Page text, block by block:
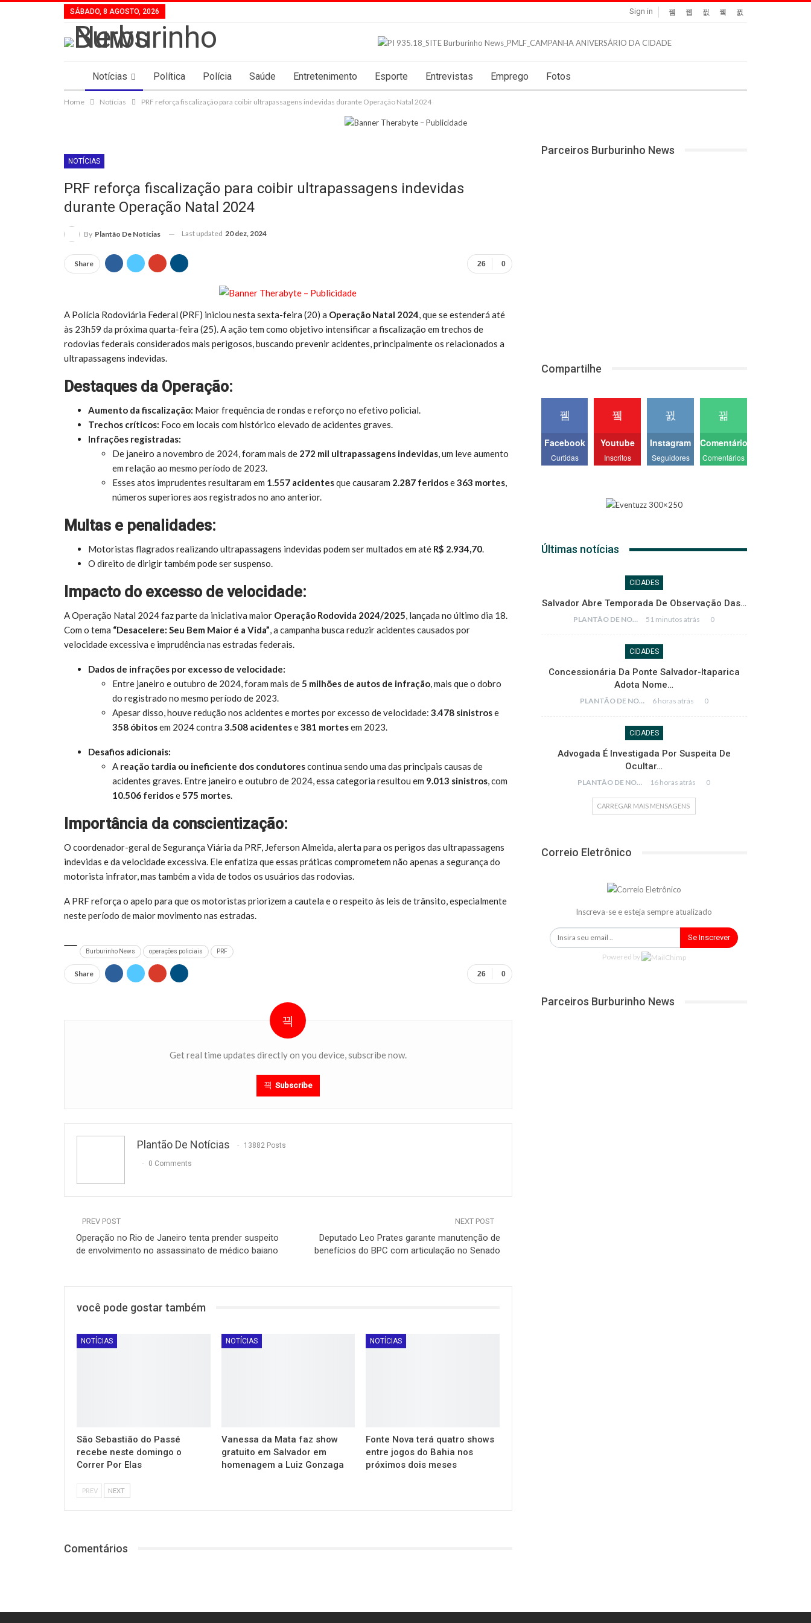
Sign in
SÁBADO, 8 AGOSTO, 2026
Notícias Política Polícia Saúde Entretenimento Esporte Entrevistas Emprego Fotos
Home Notícias PRF reforça fiscalização para coibir ultrapassagens indevidas durante Operação Natal 2024
NOTÍCIAS
PRF reforça fiscalização para coibir ultrapassagens indevidas
durante Operação Natal 2024
By Plantão De Notícias Last updated 20 dez, 2024
0
26
Share
A Polícia Rodoviária Federal (PRF) iniciou nesta sexta-feira (20) a Operação Natal 2024 , que se estenderá até
às 23h59 da próxima quarta-feira (25). A ação tem como objetivo intensificar a fiscalização em trechos de
rodovias federais considerados mais perigosos, buscando prevenir acidentes, principalmente os relacionados a
ultrapassagens indevidas.
Destaques da Operação:
Aumento da fiscalização: Maior frequência de rondas e reforço no efetivo policial.
Trechos críticos: Foco em locais com histórico elevado de acidentes graves.
Infrações registradas:
De janeiro a novembro de 2024, foram mais de 272 mil ultrapassagens indevidas , um leve aumento
em relação ao mesmo período de 2023.
Esses atos imprudentes resultaram em 1.557 acidentesque causaram 2.287 feridose363 mortes
números superiores aos registrados no ano anterior.
Multas e penalidades:
Motoristas flagrados realizando ultrapassagens indevidas podem ser multados em até R$ 2.934,70
O direito de dirigir também pode ser suspenso.
Impacto do excesso de velocidade:
A Operação Natal 2024 faz parte da iniciativa maior Operação Rodovida 2024/2025 , lançada no último dia 18.
Com o tema “Desacelere: Seu Bem Maior é a Vida” , a campanha busca reduzir acidentes causados por
velocidade excessiva e imprudência nas estradas federais.
Dados de infrações por excesso de velocidade:
Entre janeiro e outubro de 2024, foram mais de 5 milhões de autos de infração , mais que o dobro
do registrado no mesmo período de 2023.
Apesar disso, houve redução nos acidentes e mortes por excesso de velocidade: 3.478 sinistrose
358 óbitosem 2024 contra 3.508 acidentese381 mortesem 2023.
Desafios adicionais:
A reação tardia ou ineficiente dos condutorescontinua sendo uma das principais causas de
acidentes graves. Entre janeiro e outubro de 2024, essa categoria resultou em 9.013 sinistros , com
10.506 feridose 575 mortes
Importância da conscientização:
O coordenador-geral de Segurança Viária da PRF, Jeferson Almeida, alerta para os perigos das ultrapassagens
indevidas e da velocidade excessiva. Ele enfatiza que essas práticas comprometem não apenas a segurança do
motorista infrator, mas também a vida de todos os usuários das rodovias.
A PRF reforça o apelo para que os motoristas priorizem a cautela e o respeito às leis de trânsito, especialmente
neste período de maior movimento nas estradas.
Burburinho News operações policiais PRF
0
26
Share
Get real time updates directly on you device, subscribe now.
Subscribe
Plantão De Notícias 13882 Posts
0 Comments
PREV POST
Operação no Rio de Janeiro tenta prender suspeito
de envolvimento no assassinato de médico baiano
NEXT POST
Deputado Leo Prates garante manutenção de
benefícios do BPC com articulação no Senado
você pode gostar também
NOTÍCIAS
São Sebastião do Passé
recebe neste domingo o
Correr Por Elas
NOTÍCIAS
Vanessa da Mata faz show
gratuito em Salvador em
homenagem a Luiz Gonzaga
NOTÍCIAS
Fonte Nova terá quatro shows
entre jogos do Bahia nos
próximos dois meses
PREV NEXT
Comentários
Parceiros Burburinho News
Compartilhe
Facebook
Curtidas
Youtube
Inscritos
Instagram
Seguidores
Comentários
Comentários
Últimas notícias
CIDADES
Salvador Abre Temporada De Observação Das…
PLANTÃO DE NOTÍCIAS 51 minutos atrás 0
CIDADES
Concessionária Da Ponte Salvador-Itaparica
Adota Nome…
PLANTÃO DE NOTÍCIAS 6 horas atrás 0
CIDADES
Advogada É Investigada Por Suspeita De
Ocultar…
PLANTÃO DE NOTÍCIAS 16 horas atrás 0
CARREGAR MAIS MENSAGENS
Correio Eletrônico
Inscreva-se e esteja sempre atualizado
Se Inscrever
Powered by
Parceiros Burburinho News